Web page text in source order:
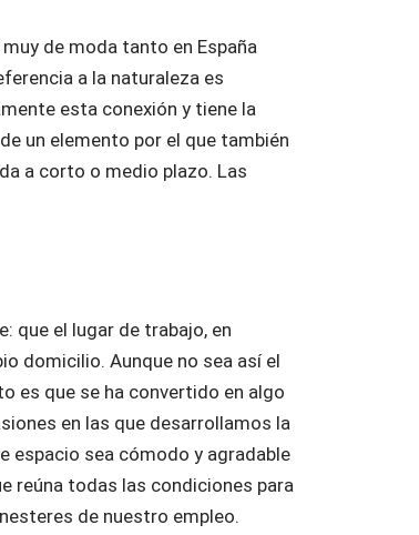
de moda tanto en España
a la naturaleza es
esta conexión y tiene la
un elemento por el que también
a corto o medio plazo. Las
que el lugar de trabajo, en
domicilio. Aunque no sea así el
es que se ha convertido en algo
en las que desarrollamos la
espacio sea cómodo y agradable
reúna todas las condiciones para
de nuestro empleo.